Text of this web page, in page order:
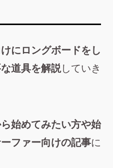
にロングボードをし
道具を解説していき
始めてみたい方や始
ファー向けの記事に